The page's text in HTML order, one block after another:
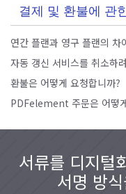
결제 및 환불에 관
연간 플랜과 영구 플랜의 차
자동 갱신 서비스를 취소하
환불은 어떻게 요청합니까?
PDFelement 주문은 어떻
서류를 디지털
서명 방